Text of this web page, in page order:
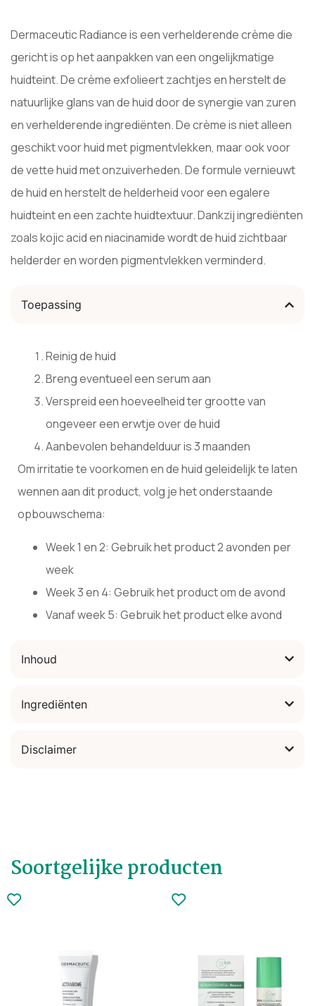
Dermaceutic Radiance is een verhelderende crème die
gericht is op het aanpakken van een ongelijkmatige
huidteint. De crème exfolieert zachtjes en herstelt de
natuurlijke glans van de huid door de synergie van zuren
en verhelderende ingrediënten. De crème is niet alleen
geschikt voor huid met pigmentvlekken, maar ook voor
de vette huid met onzuiverheden. De formule vernieuwt
de huid en herstelt de helderheid voor een egalere
huidteint en een zachte huidtextuur. Dankzij ingrediënten
zoals kojic acid en niacinamide wordt de huid zichtbaar
helderder en worden pigmentvlekken verminderd.
Toepassing
Reinig de huid
Breng eventueel een serum aan
Verspreid een hoeveelheid ter grootte van
ongeveer een erwtje over de huid
Aanbevolen behandelduur is 3 maanden
Om irritatie te voorkomen en de huid geleidelijk te laten
wennen aan dit product, volg je het onderstaande
opbouwschema:
Week 1 en 2: Gebruik het product 2 avonden per
week
Week 3 en 4: Gebruik het product om de avond
Vanaf week 5: Gebruik het product elke avond
Inhoud
Ingrediënten
Disclaimer
Soortgelijke producten